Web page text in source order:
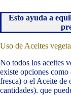
Esto ayuda a
Uso de Aceites
No todos los aceites
existe opciones
fresca) o el Aceite de
cantidades). que